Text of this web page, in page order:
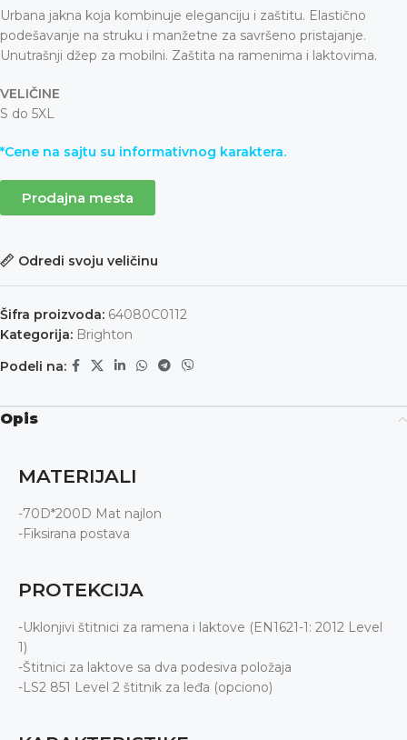
Urbana jakna koja kombinuje eleganciju i zaštitu. Elastično
podešavanje na struku i manžetne za savršeno pristajanje.
Unutrašnji džep za mobilni. Zaštita na ramenima i laktovima.
VELIČINE
S do 5XL
*Cene na sajtu su informativnog karaktera.
Prodajna mesta
Odredi svoju veličinu
Šifra proizvoda: 64080C0112
Kategorija: Brighton
Podeli na:
Opis
MATERIJALI
-70D*200D Mat najlon
-Fiksirana postava
PROTEKCIJA
-Uklonjivi štitnici za ramena i laktove (EN1621-1: 2012 Level
1)
-Štitnici za laktove sa dva podesiva položaja
-LS2 851 Level 2 štitnik za leđa (opciono)